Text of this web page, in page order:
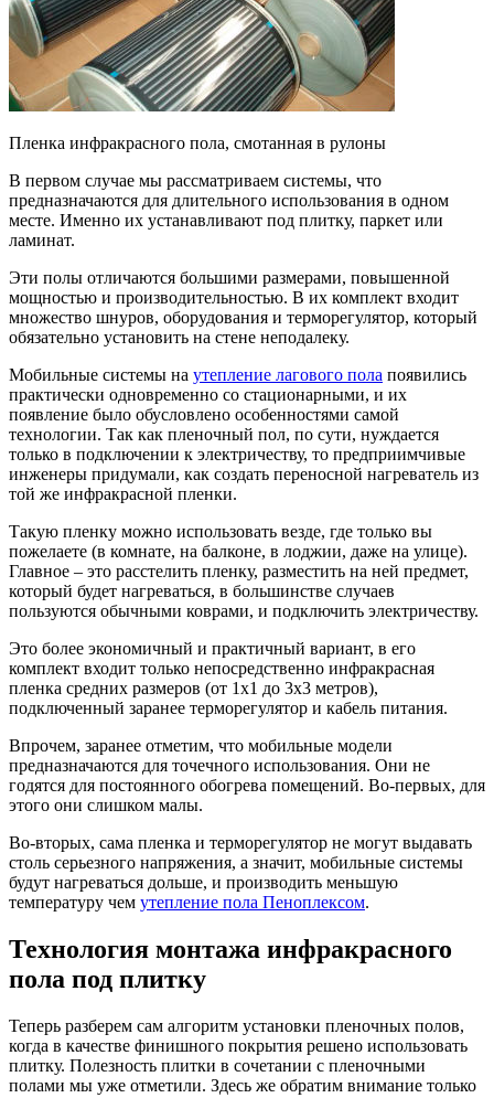
Пленка инфракрасного пола, смотанная в рулоны
В первом случае мы рассматриваем системы, что
предназначаются для длительного использования в одном
месте. Именно их устанавливают под плитку, паркет или
ламинат.
Эти полы отличаются большими размерами, повышенной
мощностью и производительностью. В их комплект входит
множество шнуров, оборудования и терморегулятор, который
обязательно установить на стене неподалеку.
Мобильные системы на утепление лагового пола появились
практически одновременно со стационарными, и их
появление было обусловлено особенностями самой
технологии. Так как пленочный пол, по сути, нуждается
только в подключении к электричеству, то предприимчивые
инженеры придумали, как создать переносной нагреватель из
той же инфракрасной пленки.
Такую пленку можно использовать везде, где только вы
пожелаете (в комнате, на балконе, в лоджии, даже на улице).
Главное – это расстелить пленку, разместить на ней предмет,
который будет нагреваться, в большинстве случаев
пользуются обычными коврами, и подключить электричеству.
Это более экономичный и практичный вариант, в его
комплект входит только непосредственно инфракрасная
пленка средних размеров (от 1х1 до 3х3 метров),
подключенный заранее терморегулятор и кабель питания.
Впрочем, заранее отметим, что мобильные модели
предназначаются для точечного использования. Они не
годятся для постоянного обогрева помещений. Во-первых, для
этого они слишком малы.
Во-вторых, сама пленка и терморегулятор не могут выдавать
столь серьезного напряжения, а значит, мобильные системы
будут нагреваться дольше, и производить меньшую
температуру чем утепление пола Пеноплексом.
Технология монтажа инфракрасного
пола под плитку
Теперь разберем сам алгоритм установки пленочных полов,
когда в качестве финишного покрытия решено использовать
плитку. Полезность плитки в сочетании с пленочными
полами мы уже отметили. Здесь же обратим внимание только